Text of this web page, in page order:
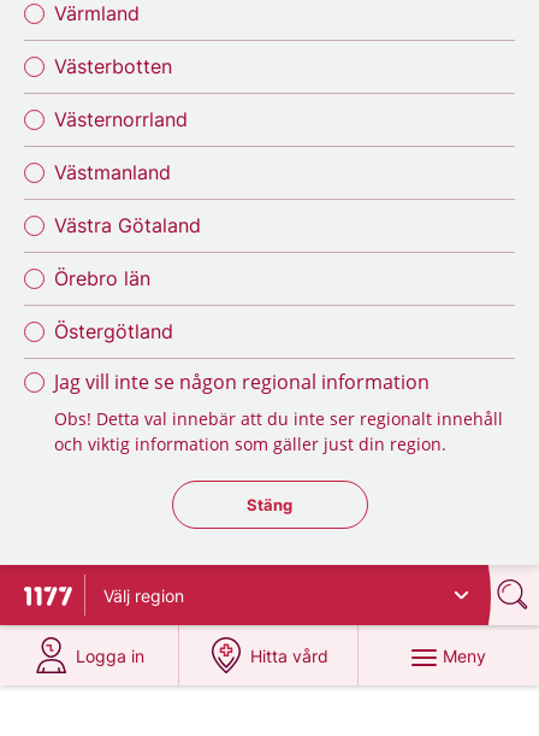
Värmland
Västerbotten
Västernorrland
Västmanland
Västra Götaland
Örebro län
Östergötland
Jag vill inte se någon regional information
Obs! Detta val innebär att du inte ser regionalt innehåll
och viktig information som gäller just din region.
Stäng regionsväljaren
Stäng
Till startsidan för 1177
Välj region
Logga in
på 1177.se
Hitta vård
på 1177.se
Meny